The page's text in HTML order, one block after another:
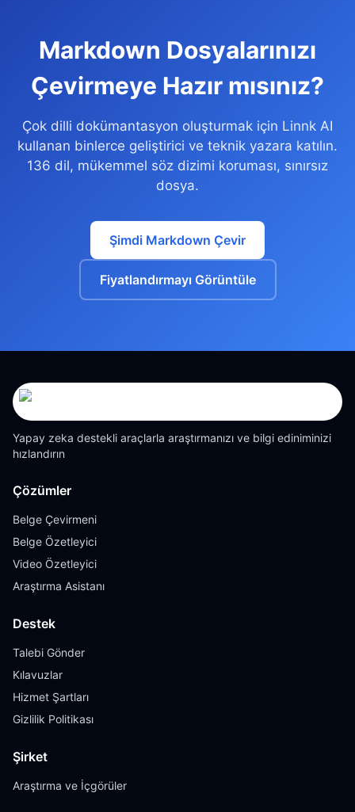
Markdown Dosyalarınızı
Çevirmeye Hazır mısınız?
Çok dilli dokümantasyon oluşturmak için Linnk AI
kullanan binlerce geliştirici ve teknik yazara katılın.
136 dil, mükemmel söz dizimi koruması, sınırsız
dosya.
Şimdi Markdown Çevir
Fiyatlandırmayı Görüntüle
Yapay zeka destekli araçlarla araştırmanızı ve bilgi ediniminizi
hızlandırın
Çözümler
Belge Çevirmeni
Belge Özetleyici
Video Özetleyici
Araştırma Asistanı
Destek
Talebi Gönder
Kılavuzlar
Hizmet Şartları
Gizlilik Politikası
Şirket
Araştırma ve İçgörüler